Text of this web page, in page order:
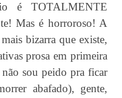
é TOTALMENTE
Mas é horroroso! A
bizarra que existe,
prosa em primeira
sou peido pra ficar
abafado), gente,